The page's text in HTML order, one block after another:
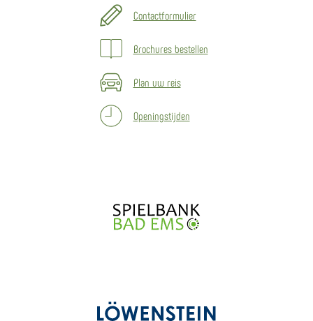
Contactformulier
Brochures bestellen
Plan uw reis
Openingstijden